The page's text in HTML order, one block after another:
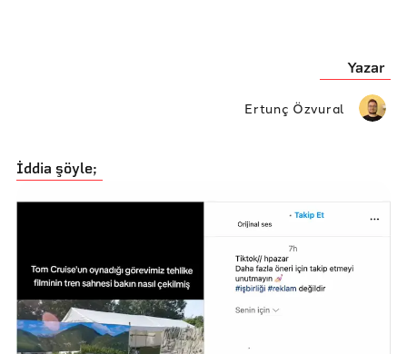
Yazar
Ertunç Özvural
İddia şöyle;